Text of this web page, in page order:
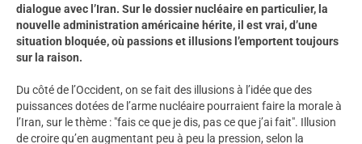
dialogue avec l’Iran. Sur le dossier nucléaire en particulier, la
nouvelle administration américaine hérite, il est vrai, d’une
situation bloquée, où passions et illusions l’emportent toujours
sur la raison.
Du côté de l’Occident, on se fait des illusions à l’idée que des
puissances dotées de l’arme nucléaire pourraient faire la morale à
l’Iran, sur le thème : "fais ce que je dis, pas ce que j’ai fait". Illusion
de croire qu’en augmentant peu à peu la pression, selon la